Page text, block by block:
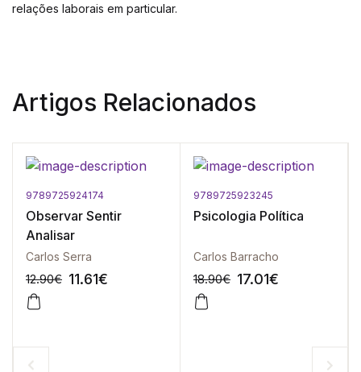
relações laborais em particular.
Artigos Relacionados
9789725924174
Observar Sentir
Analisar
Carlos Serra
12.90€ 11.61€
9789725923245
Psicologia Política
Carlos Barracho
18.90€ 17.01€